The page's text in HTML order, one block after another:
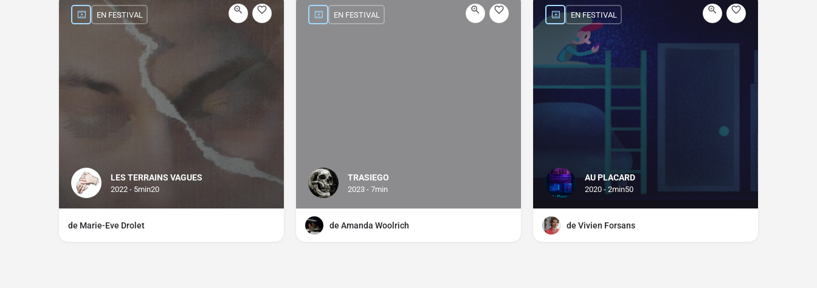
LES TERRAINS VAGUES
2022 - 5min20
EN FESTIVAL
de Marie-Eve Drolet
TRASIEGO
2023 - 7min
EN FESTIVAL
de Amanda Woolrich
AU PLACARD
2020 - 2min50
EN FESTIVAL
de Vivien Forsans